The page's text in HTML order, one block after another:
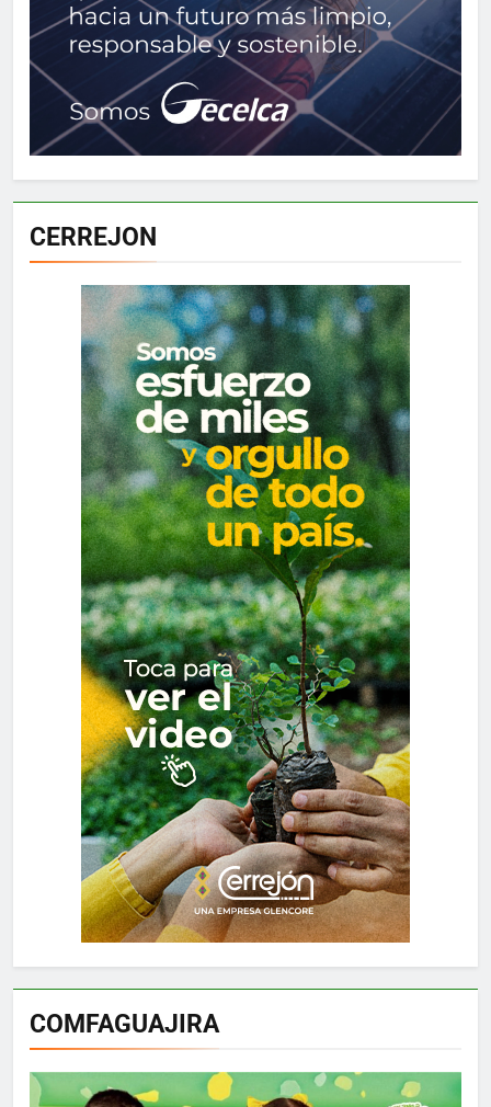
CERREJON
COMFAGUAJIRA